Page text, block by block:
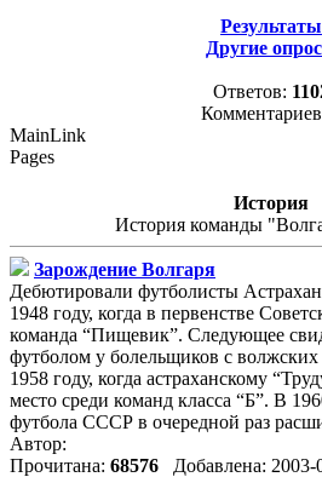
Результаты
Другие
Ответов:
MainLink
Pages
История
История команды
Зарождение Волгаря
Дебютировали футболисты
1948 году, когда в первенстве
команда “Пищевик”. Следующее
футболом у болельщиков с волжских
1958 году, когда астраханскому
место среди команд класса “Б”. В
футбола СССР в очередной раз
Автор:
Прочитана: 68576 Добавлена: 2003-